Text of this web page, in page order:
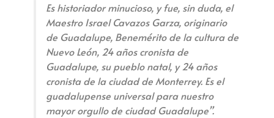
Es historiador minucioso, y fue, sin duda, el
Maestro Israel Cavazos Garza, originario
de Guadalupe, Benemérito de la cultura de
Nuevo León, 24 años cronista de
Guadalupe, su pueblo natal, y 24 años
cronista de la ciudad de Monterrey. Es el
guadalupense universal para nuestro
mayor orgullo de ciudad Guadalupe”.